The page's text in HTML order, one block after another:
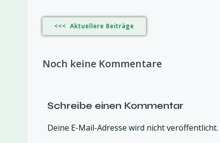
<<< Aktuellere Beiträge
Noch keine Kommentare
Schreibe einen Kommentar
Deine E-Mail-Adresse wird nicht veröffentlicht.